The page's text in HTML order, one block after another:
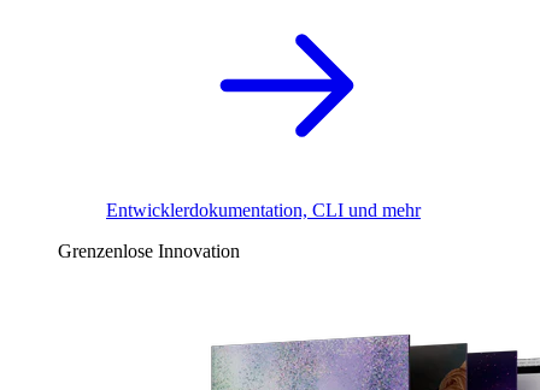
Entwicklerdokumentation, CLI und mehr
Grenzenlose Innovation